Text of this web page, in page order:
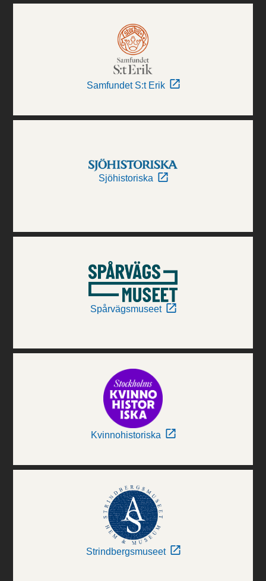
Samfundet S:t Erik
Sjöhistoriska
Spårvägsmuseet
Kvinnohistoriska
Strindbergsmuseet